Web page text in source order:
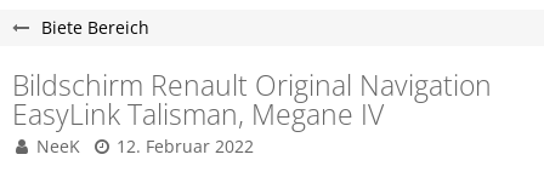
Biete Bereich
Bildschirm Renault Original Navigation
EasyLink Talisman, Megane IV
NeeK 12. Februar 2022